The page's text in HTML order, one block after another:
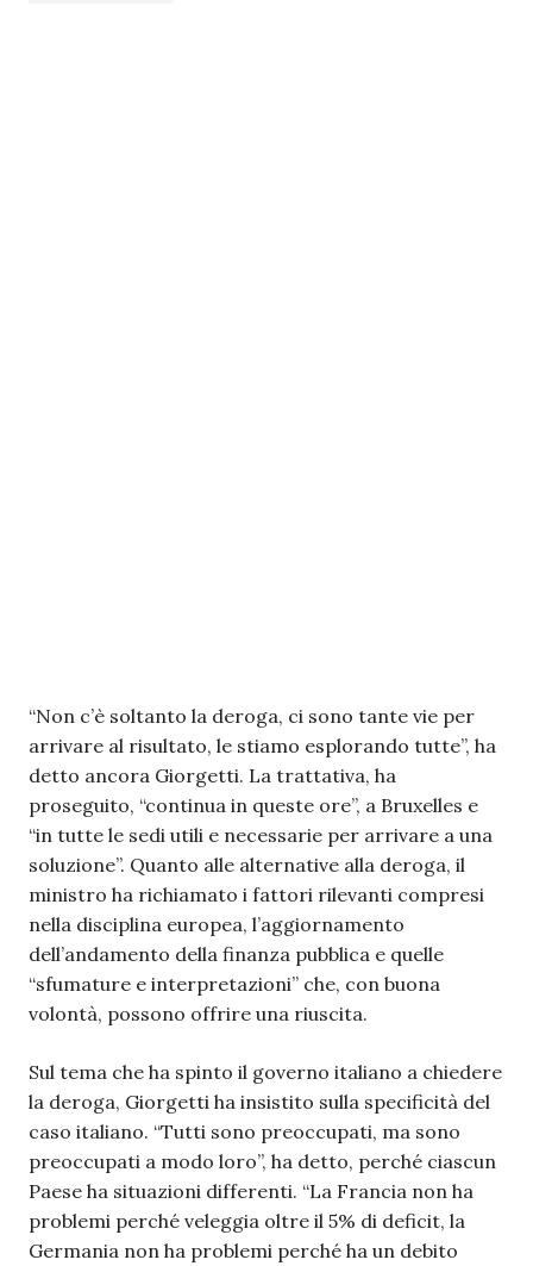
“Non c’è soltanto la deroga, ci sono tante vie per
arrivare al risultato, le stiamo esplorando tutte”, ha
detto ancora Giorgetti. La trattativa, ha
proseguito, “continua in queste ore”, a Bruxelles e
“in tutte le sedi utili e necessarie per arrivare a una
soluzione”. Quanto alle alternative alla deroga, il
ministro ha richiamato i fattori rilevanti compresi
nella disciplina europea, l’aggiornamento
dell’andamento della finanza pubblica e quelle
“sfumature e interpretazioni” che, con buona
volontà, possono offrire una riuscita.
Sul tema che ha spinto il governo italiano a chiedere
la deroga, Giorgetti ha insistito sulla specificità del
caso italiano. “Tutti sono preoccupati, ma sono
preoccupati a modo loro”, ha detto, perché ciascun
Paese ha situazioni differenti. “La Francia non ha
problemi perché veleggia oltre il 5% di deficit, la
Germania non ha problemi perché ha un debito